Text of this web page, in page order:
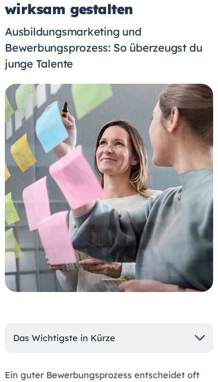
wirksam gestalten
Ausbildungsmarketing und
Bewerbungsprozess: So überzeugst du
junge Talente
Das Wichtigste in Kürze
Ein guter Bewerbungsprozess entscheidet oft